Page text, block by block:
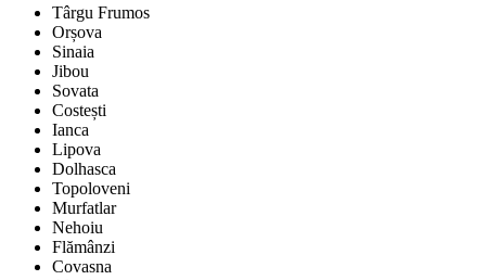
Târgu Frumos
Orșova
Sinaia
Jibou
Sovata
Costești
Ianca
Lipova
Dolhasca
Topoloveni
Murfatlar
Nehoiu
Flămânzi
Covasna